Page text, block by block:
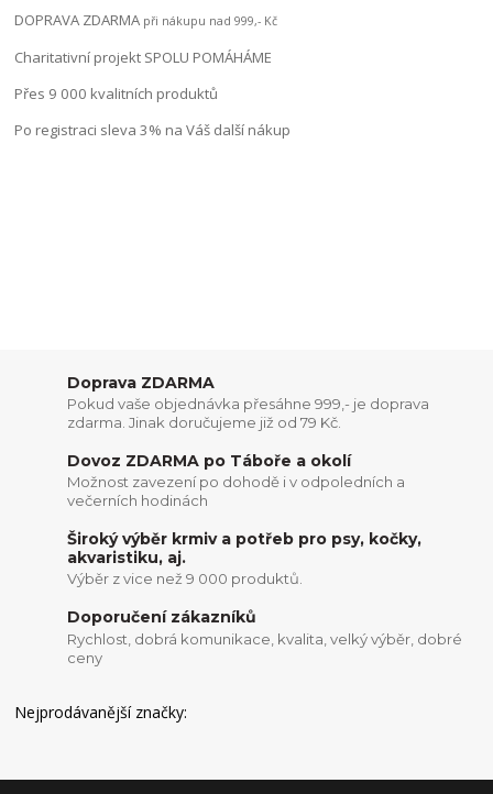
DOPRAVA ZDARMA při nákupu nad 999,- Kč
Charitativní projekt SPOLU POMÁHÁME
Přes 9 000 kvalitních produktů
Po registraci sleva 3% na Váš další nákup
Doprava ZDARMA
Pokud vaše objednávka přesáhne 999,- je doprava
zdarma. Jinak doručujeme již od 79 Kč.
Dovoz ZDARMA po Táboře a okolí
Možnost zavezení po dohodě i v odpoledních a
večerních hodinách
Široký výběr krmiv a potřeb pro psy, kočky,
akvaristiku, aj.
Výběr z vice než 9 000 produktů.
Doporučení zákazníků
Rychlost, dobrá komunikace, kvalita, velký výběr, dobré
ceny
Nejprodávanější značky: